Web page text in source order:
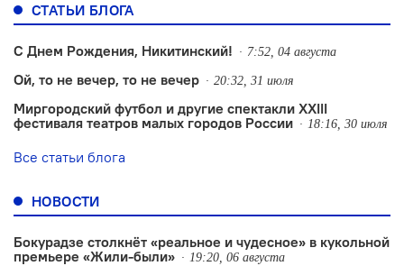
СТАТЬИ БЛОГА
С Днем Рождения, Никитинский! 7:52, 04 августа
Ой, то не вечер, то не вечер 20:32, 31 июля
Миргородский футбол и другие спектакли XXIII
фестиваля театров малых городов России
18:16, 30 июля
Все статьи блога
НОВОСТИ
Бокурадзе столкнëт «реальное и чудесное» в кукольной
премьере «Жили-были»
19:20, 06 августа